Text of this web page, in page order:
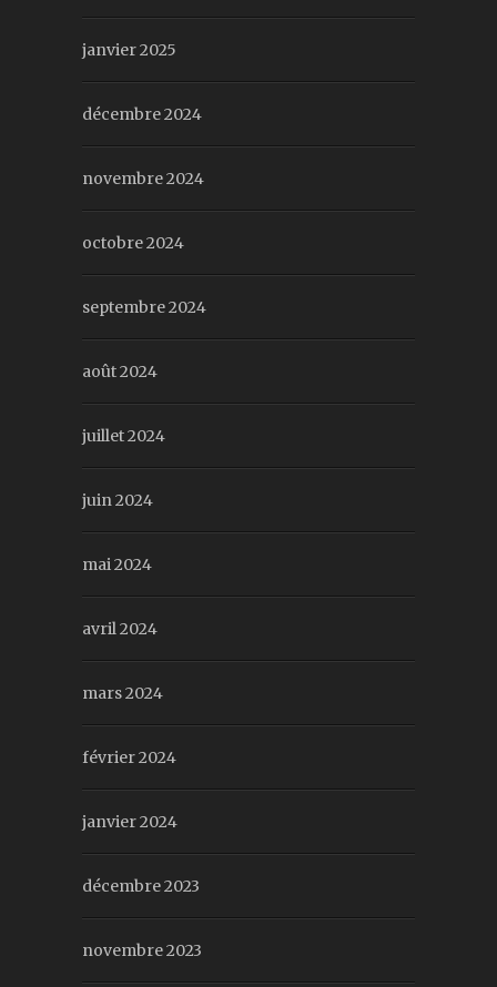
janvier 2025
décembre 2024
novembre 2024
octobre 2024
septembre 2024
août 2024
juillet 2024
juin 2024
mai 2024
avril 2024
mars 2024
février 2024
janvier 2024
décembre 2023
novembre 2023